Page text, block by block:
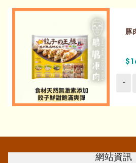
豚
-
網站資訊